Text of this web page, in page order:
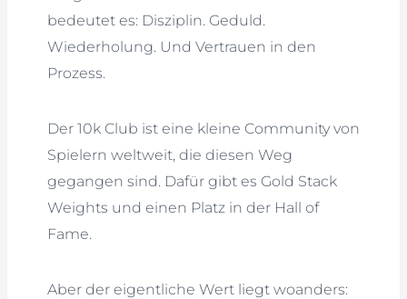
bedeutet es: Disziplin. Geduld.
Wiederholung. Und Vertrauen in den
Prozess.
Der 10k Club ist eine kleine Community von
Spielern weltweit, die diesen Weg
gegangen sind. Dafür gibt es Gold Stack
Weights und einen Platz in der Hall of
Fame.
Aber der eigentliche Wert liegt woanders: